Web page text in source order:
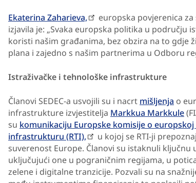
Ekaterina Zaharieva,
europska povjerenica
izjavila je: „Svaka europska politika u
koristi našim građanima, bez obzira na to gdje
plana i zajedno s našim partnerima u Odboru
Istraživačke i tehnološke infrastrukture
Članovi SEDEC-a usvojili su i nacrt mišljenja o
infrastrukture izvjestitelja Markkua Markkule
su komunikaciju Europske komisije o
infrastrukturu (RTI),
u kojoj se RTI-ji
suverenost Europe. Članovi su istaknuli
uključujući one u pograničnim regijama, u
zelene i digitalne tranzicije. Pozvali su na